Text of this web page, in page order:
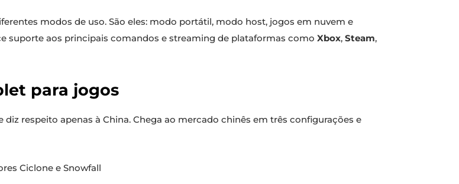
modos de uso. São eles: modo portátil, modo host, jogos em nuvem e
suporte aos principais comandos e streaming de plataformas como Xbox, Steam,
para jogos
respeito apenas à China. Chega ao mercado chinês em três configurações e
Ciclone e Snowfall